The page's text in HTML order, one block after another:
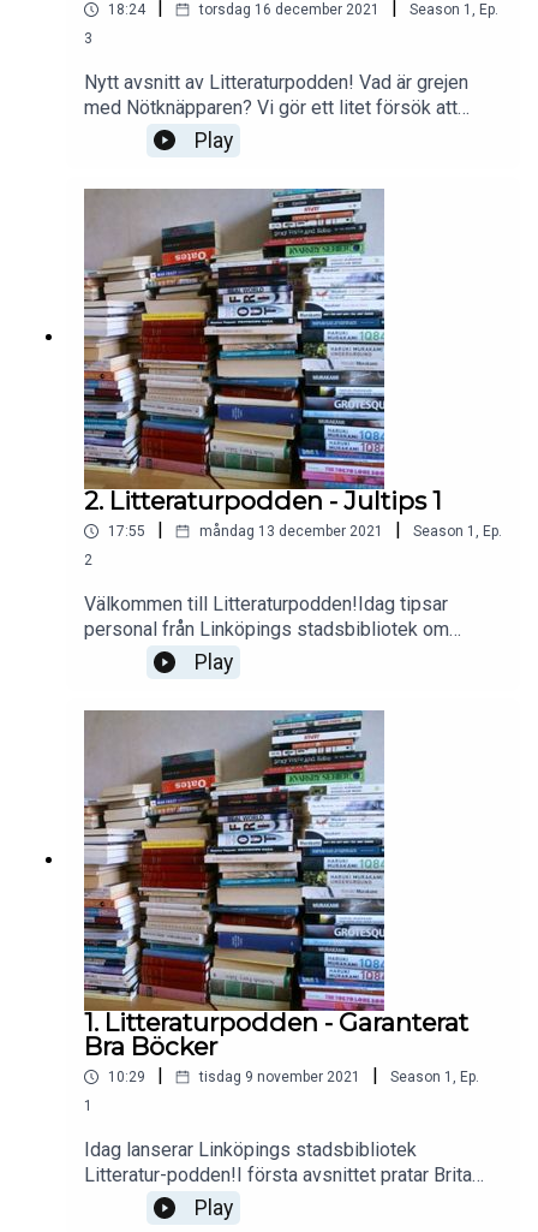
18:24 torsdag 16 december 2021 Season 1 , Ep.
3
Nytt avsnitt av Litteraturpodden! Vad är grejen
med Nötknäpparen? Vi gör ett litet försök att
förstå denna amerikansk-rysk-fransk-tyska
institution.
Play
2. Litteraturpodden - Jultips 1
17:55 måndag 13 december 2021 Season 1 , Ep.
2
Välkommen till Litteraturpodden!Idag tipsar
personal från Linköpings stadsbibliotek om
böcker med jultema.God
Jul!#litteraturpodden#linköpingsstadsbibliotek#
boktips#jul#DKV#Digitalkreativverkstad
Play
1. Litteraturpodden - Garanterat
Bra Böcker
10:29 tisdag 9 november 2021 Season 1 , Ep.
1
Idag lanserar Linköpings stadsbibliotek
Litteratur-podden!I första avsnittet pratar Brita
Lodén och Miri Höglund om projektet Garanterat
Bra Böcker, tipsar om sina favorit-titlar från
Play